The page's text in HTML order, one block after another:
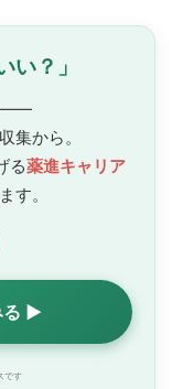
い？」
——
集から。
る薬進キャリア
す。
る ▶
です